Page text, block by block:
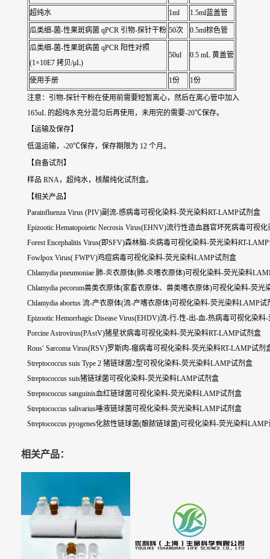
超纯水 1ml 1.5ml蓝盖管
瓜类细-菌-性果斑病菌 qPCR 引物-探针干粉 50次 0.5ml棕色管
瓜类细-菌-性果斑病菌 qPCR 阳性对照
(1×10E7 拷贝/μL)
50ul 0.5 mL 黄盖管
使用手册 1份 1份
注意：引物-探针干粉在使用前需要短暂离心，然后在离心管中加入
165uL 的超纯水充分混匀后再使用，未用完的需要-20℃保存。
【运输及保存】
低温运输，-20℃保存，保存期限为 12 个月。
【自备试剂】
样品 RNA，超纯水，核酸纯化试剂盒。
【相关产品】
Parainfluenza Virus (PIV)副流-感病毒可视化染料-荧光染料RT-LAMP试剂盒
Epizootic Hematopoietic Necrosis Virus(EHNV)流行性造血器官坏死病毒可视
Forest Encephalitis Virus(即SFV)森林脑-炎病毒可视化染料-荧光染料RT-
Fowlpox Virus( FWPV)鸡痘病毒可视化染料-荧光染料LAMP试剂盒
Chlamydia pneumoniae 肺-炎衣原体(肺-炎嗜衣原体)可视化染料-荧光染料
Chlamydia pecorum兽类衣原体(家畜衣原体、兽类嗜衣原体)可视化染料-荧光
Chlamydia abortus 流-产衣原体(流-产嗜衣原体)可视化染料-荧光染料LAMP试
Epizootic Hemorrhagic Disease Virus(EHDV)流-行-性-出-血-热病毒可视化染
Porcine Astrovirus(PAstV)猪星状病毒可视化染料-荧光染料RT-LAMP试剂盒
Rous′ Sarcoma Virus(RSV)罗斯肉-瘤病毒可视化染料-荧光染料RT-LAMP试剂
Streptococcus suis Type 2 猪链球菌2型可视化染料-荧光染料LAMP试剂盒
Streptococcus suis猪链球菌可视化染料-荧光染料LAMP试剂盒
Streptococcus sanguinis血红链球菌可视化染料-荧光染料LAMP试剂盒
Streptococcus salivarius唾液链球菌可视化染料-荧光染料LAMP试剂盒
Streptococcus pyogenes化脓性链球菌(酿脓链球菌)可视化染料-荧光染料
相关产品：